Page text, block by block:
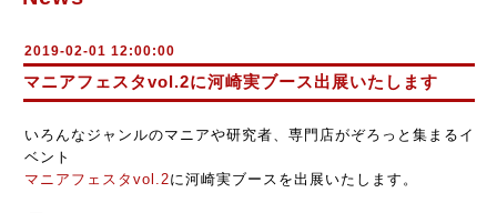
2019-02-01 12:00:00
マニアフェスタvol.2に河崎実ブース出展いたします
いろんなジャンルのマニアや研究者、専門店がぞろっと集まるイ
ベント
マニアフェスタvol.2に河崎実ブースを出展いたします。